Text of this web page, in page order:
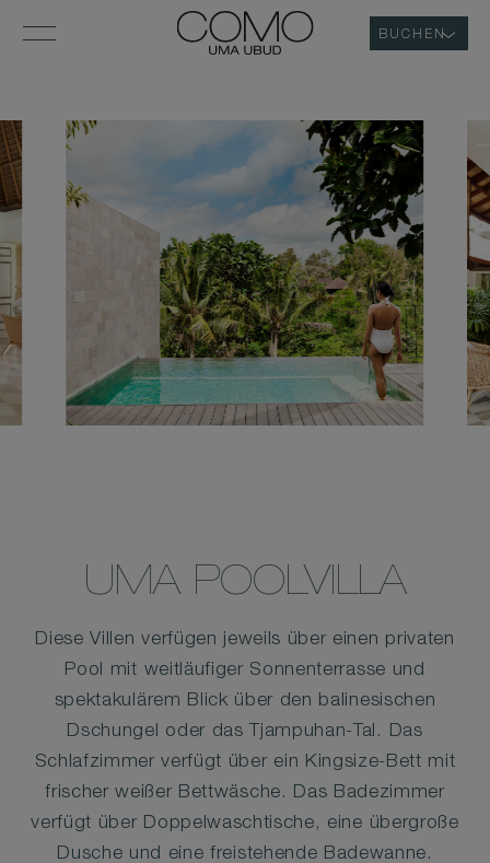
BUCHEN
UMA POOLVILLA
Diese Villen verfügen jeweils über einen privaten
Pool mit weitläufiger Sonnenterrasse und
spektakulärem Blick über den balinesischen
Dschungel oder das Tjampuhan-Tal. Das
Schlafzimmer verfügt über ein Kingsize-Bett mit
frischer weißer Bettwäsche. Das Badezimmer
verfügt über Doppelwaschtische, eine übergroße
Dusche und eine freistehende Badewanne.